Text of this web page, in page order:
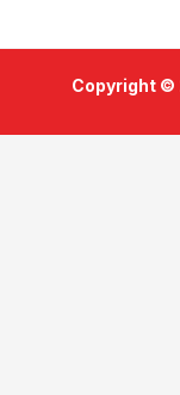
Copyright ©